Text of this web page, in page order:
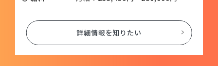
詳細情報を知りたい